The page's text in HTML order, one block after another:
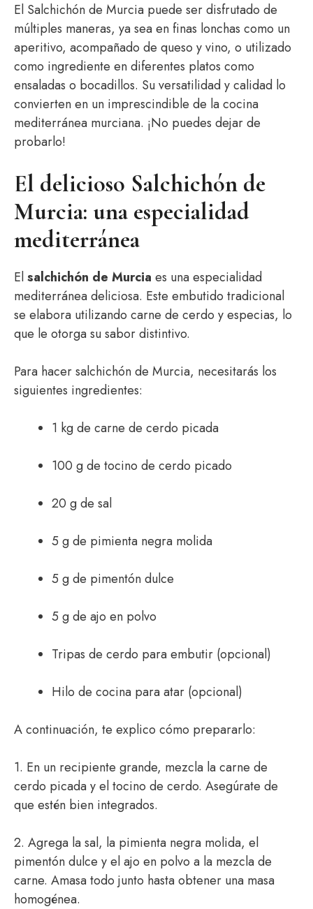
El Salchichón de Murcia puede ser disfrutado de
múltiples maneras, ya sea en finas lonchas como un
aperitivo, acompañado de queso y vino, o utilizado
como ingrediente en diferentes platos como
ensaladas o bocadillos. Su versatilidad y calidad lo
convierten en un imprescindible de la cocina
mediterránea murciana. ¡No puedes dejar de
probarlo!
El delicioso Salchichón de
Murcia: una especialidad
mediterránea
Elsalchichón de Murcia es una especialidad
mediterránea deliciosa. Este embutido tradicional
se elabora utilizando carne de cerdo y especias, lo
que le otorga su sabor distintivo.
Para hacer salchichón de Murcia, necesitarás los
siguientes ingredientes:
1 kg de carne de cerdo picada
100 g de tocino de cerdo picado
20 g de sal
5 g de pimienta negra molida
5 g de pimentón dulce
5 g de ajo en polvo
Tripas de cerdo para embutir (opcional)
Hilo de cocina para atar (opcional)
A continuación, te explico cómo prepararlo:
1. En un recipiente grande, mezcla la carne de
cerdo picada y el tocino de cerdo. Asegúrate de
que estén bien integrados.
2. Agrega la sal, la pimienta negra molida, el
pimentón dulce y el ajo en polvo a la mezcla de
carne. Amasa todo junto hasta obtener una masa
homogénea.